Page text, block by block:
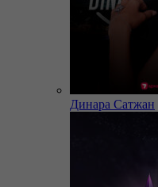
Динара Сатжан